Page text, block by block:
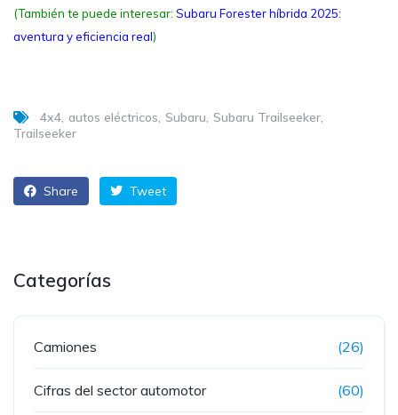
(También te puede interesar: Subaru Forester híbrida 2025:
aventura y eficiencia real)
4x4 autos eléctricos Subaru Subaru Trailseeker
Trailseeker
Share Tweet
Categorías
Camiones (26)
Cifras del sector automotor (60)